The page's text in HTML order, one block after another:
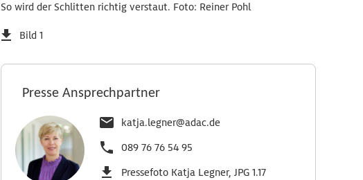
So wird der Schlitten richtig verstaut. Foto: Reiner Pohl
Bild 1
Presse Ansprechpartner
katja.legner@adac.de
089 76 76 54 95
Pressefoto Katja Legner, JPG 1.17